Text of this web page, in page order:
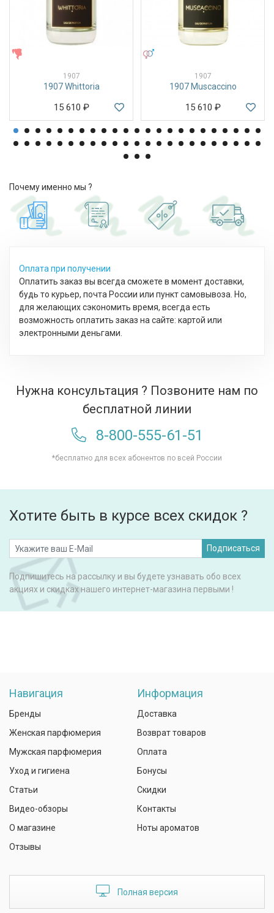
1907
1907 Whittoria
15 610 ₽
1907
1907 Muscaccino
15 610 ₽
Почему именно мы ?
Оплата при получении
Оплатить заказ вы всегда сможете в момент доставки,
будь то курьер, почта России или пункт самовывоза. Но,
для желающих сэкономить время, всегда есть
возможность оплатить заказ на сайте: картой или
электронными деньгами.
Нужна консультация ? Позвоните нам по
бесплатной линии
8-800-555-61-51
*бесплатно для всех абонентов по всей России
Хотите быть в курсе всех скидок ?
Подписаться
Подпишитесь на рассылку и вы будете узнавать обо всех
акциях и скидках нашего интернет-магазина первыми !
Навигация
Бренды
Женская парфюмерия
Мужская парфюмерия
Уход и гигиена
Статьи
Видео-обзоры
О магазине
Отзывы
Информация
Доставка
Возврат товаров
Оплата
Бонусы
Скидки
Контакты
Ноты ароматов
Полная версия